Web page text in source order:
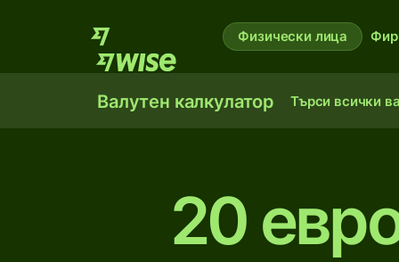
Физически лица
Валутен калкулатор Търси всички
20